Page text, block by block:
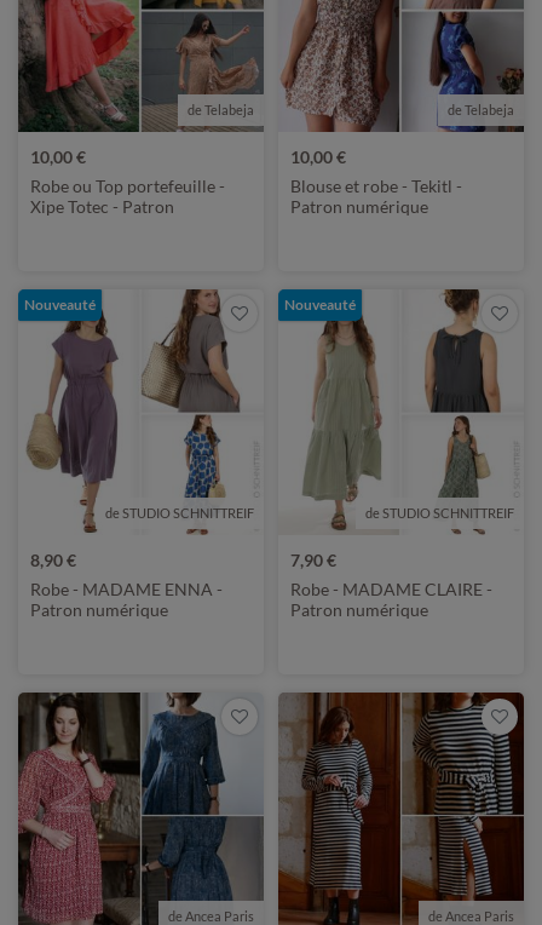
de Telabeja
10,00 €
Robe ou Top portefeuille -
Xipe Totec - Patron
de Telabeja
10,00 €
Blouse et robe - Tekitl -
Patron numérique
Nouveauté
de STUDIO SCHNITTREIF
8,90 €
Robe - MADAME ENNA -
Patron numérique
Nouveauté
de STUDIO SCHNITTREIF
7,90 €
Robe - MADAME CLAIRE -
Patron numérique
de Ancea Paris de Ancea Paris